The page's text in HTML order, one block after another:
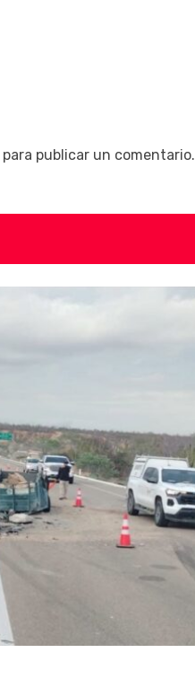
para publicar un comentario.